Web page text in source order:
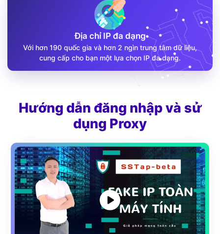
Địa chỉ IP đa dạng
Với hơn 190 quốc gia và hơn 2 ngìn trung tâm dữ liệu,
cung cấp cho bạn một lựa chọn IP đa dạng.
Hướng dẫn đăng nhập và sử
dụng Proxy